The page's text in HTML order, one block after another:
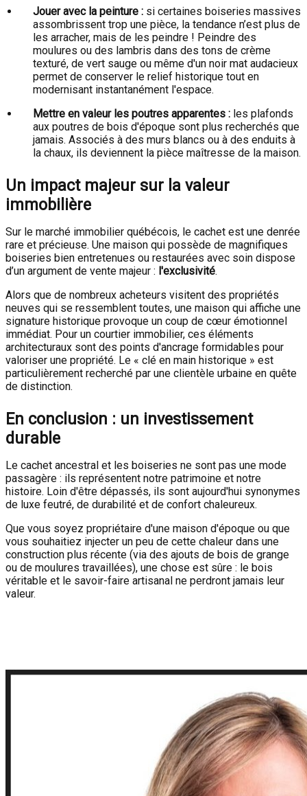
Jouer avec la peinture : si certaines boiseries massives
assombrissent trop une pièce, la tendance n’est plus de
les arracher, mais de les peindre ! Peindre des
moulures ou des lambris dans des tons de crème
texturé, de vert sauge ou même d'un noir mat audacieux
permet de conserver le relief historique tout en
modernisant instantanément l'espace.
Mettre en valeur les poutres apparentes : les plafonds
aux poutres de bois d'époque sont plus recherchés que
jamais. Associés à des murs blancs ou à des enduits à
la chaux, ils deviennent la pièce maîtresse de la maison.
Un impact majeur sur la valeur
immobilière
Sur le marché immobilier québécois, le cachet est une denrée
rare et précieuse. Une maison qui possède de magnifiques
boiseries bien entretenues ou restaurées avec soin dispose
d’un argument de vente majeur : l'exclusivité.
Alors que de nombreux acheteurs visitent des propriétés
neuves qui se ressemblent toutes, une maison qui affiche une
signature historique provoque un coup de cœur émotionnel
immédiat. Pour un courtier immobilier, ces éléments
architecturaux sont des points d'ancrage formidables pour
valoriser une propriété. Le « clé en main historique » est
particulièrement recherché par une clientèle urbaine en quête
de distinction.
En conclusion : un investissement
durable
Le cachet ancestral et les boiseries ne sont pas une mode
passagère : ils représentent notre patrimoine et notre
histoire. Loin d'être dépassés, ils sont aujourd'hui synonymes
de luxe feutré, de durabilité et de confort chaleureux.
Que vous soyez propriétaire d'une maison d'époque ou que
vous souhaitiez injecter un peu de cette chaleur dans une
construction plus récente (via des ajouts de bois de grange
ou de moulures travaillées), une chose est sûre : le bois
véritable et le savoir-faire artisanal ne perdront jamais leur
valeur.